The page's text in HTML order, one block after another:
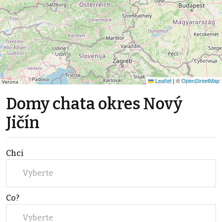
Leaflet | ©OpenStreetMap
Domy chata okres Nový
Jičín
Chci
Vyberte
Co?
Vyberte